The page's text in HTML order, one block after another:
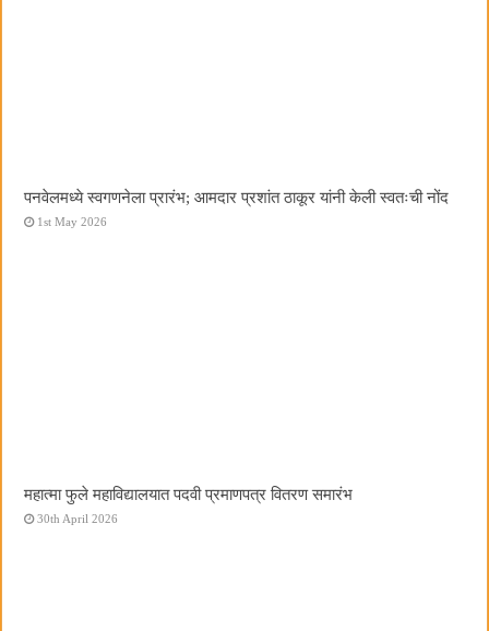
पनवेलमध्ये स्वगणनेला प्रारंभ; आमदार प्रशांत ठाकूर यांनी केली स्वतःची नोंद
1st May 2026
महात्मा फुले महाविद्यालयात पदवी प्रमाणपत्र वितरण समारंभ
30th April 2026